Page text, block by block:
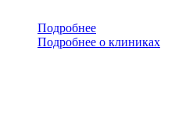
Подробнее
Подробнее о клиниках